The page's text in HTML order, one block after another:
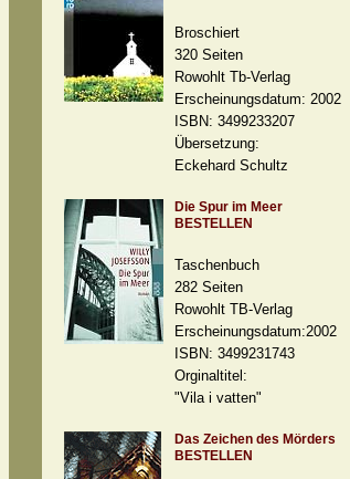
Broschiert
320 Seiten
Rowohlt Tb-Verlag
Erscheinungsdatum: 2002
ISBN: 3499233207
Übersetzung:
Eckehard Schultz
Die Spur im Meer
BESTELLEN
Taschenbuch
282 Seiten
Rowohlt TB-Verlag
Erscheinungsdatum:2002
ISBN: 3499231743
Orginaltitel:
"Vila i vatten"
Das Zeichen des Mörders
BESTELLEN